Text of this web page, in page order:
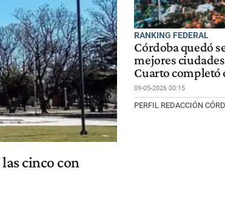
cinco con
RANKING FEDERAL
Córdoba quedó
mejores
Cuarto completó
09-05-2026 00:15
PERFIL REDACCIÓN